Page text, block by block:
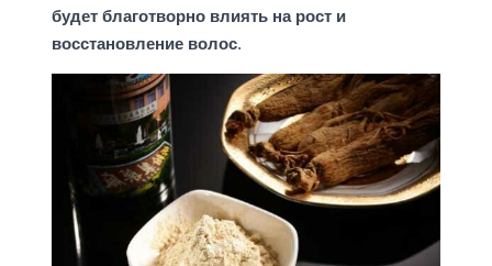
будет благотворно влиять на рост и
восстановление волос.